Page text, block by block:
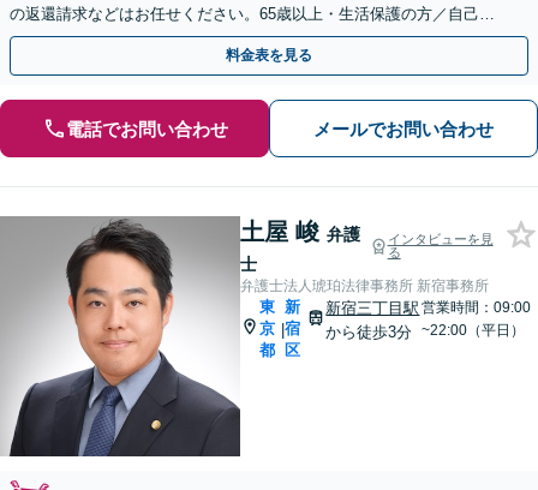
の返還請求などはお任せください。65歳以上・生活保護の方／自己負
担なく借金をゼロに！【分割払い可】
料金表を見る
電話でお問い合わせ メールでお問い合わせ
土屋 峻 弁護
士
インタビューを見
る
弁護士法人琥珀法律事務所 新宿事務所
東
京
都
|
新
宿
区
新宿三丁目駅
から徒歩3分
営業時間：09:00
~22:00（平日）